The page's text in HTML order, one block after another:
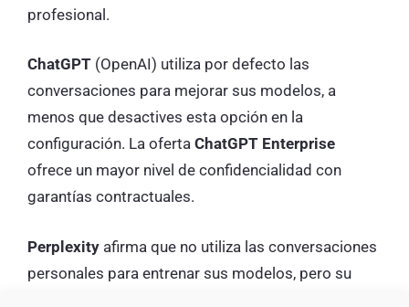
profesional.
ChatGPT (OpenAI) utiliza por defecto las
conversaciones para mejorar sus modelos, a
menos que desactives esta opción en la
configuración. La oferta ChatGPT Enterprise
ofrece un mayor nivel de confidencialidad con
garantías contractuales.
Perplexity afirma que no utiliza las conversaciones
personales para entrenar sus modelos, pero su